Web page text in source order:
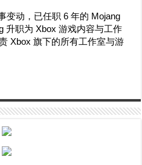
变动，已任职 6 年的 Mojang
升职为 Xbox 游戏内容与工作
Xbox 旗下的所有工作室与游